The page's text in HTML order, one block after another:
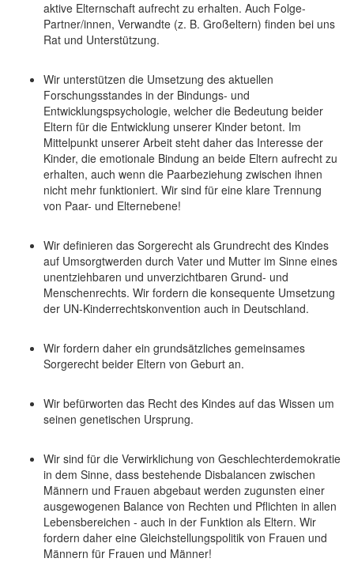
aktive Elternschaft aufrecht zu erhalten. Auch Folge-
Partner/innen, Verwandte (z. B. Großeltern) finden bei uns
Rat und Unterstützung.
Wir unterstützen die Umsetzung des aktuellen
Forschungsstandes in der Bindungs- und
Entwicklungspsychologie, welcher die Bedeutung beider
Eltern für die Entwicklung unserer Kinder betont. Im
Mittelpunkt unserer Arbeit steht daher das Interesse der
Kinder, die emotionale Bindung an beide Eltern aufrecht zu
erhalten, auch wenn die Paarbeziehung zwischen ihnen
nicht mehr funktioniert. Wir sind für eine klare Trennung
von Paar- und Elternebene!
Wir definieren das Sorgerecht als Grundrecht des Kindes
auf Umsorgtwerden durch Vater und Mutter im Sinne eines
unentziehbaren und unverzichtbaren Grund- und
Menschenrechts. Wir fordern die konsequente Umsetzung
der UN-Kinderrechtskonvention auch in Deutschland.
Wir fordern daher ein grundsätzliches gemeinsames
Sorgerecht beider Eltern von Geburt an.
Wir befürworten das Recht des Kindes auf das Wissen um
seinen genetischen Ursprung.
Wir sind für die Verwirklichung von Geschlechterdemokratie
in dem Sinne, dass bestehende Disbalancen zwischen
Männern und Frauen abgebaut werden zugunsten einer
ausgewogenen Balance von Rechten und Pflichten in allen
Lebensbereichen - auch in der Funktion als Eltern. Wir
fordern daher eine Gleichstellungspolitik von Frauen und
Männern für Frauen und Männer!